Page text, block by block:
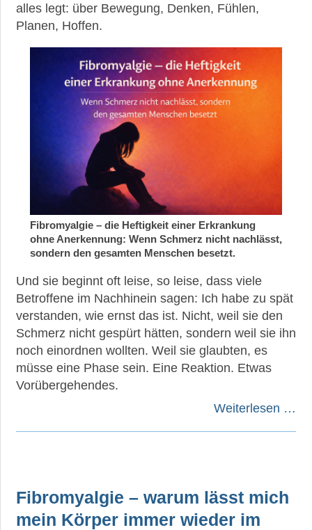
alles legt: über Bewegung, Denken, Fühlen,
Planen, Hoffen.
Fibromyalgie – die Heftigkeit einer Erkrankung
ohne Anerkennung: Wenn Schmerz nicht nachlässt,
sondern den gesamten Menschen besetzt.
Und sie beginnt oft leise, so leise, dass viele
Betroffene im Nachhinein sagen: Ich habe zu spät
verstanden, wie ernst das ist. Nicht, weil sie den
Schmerz nicht gespürt hätten, sondern weil sie ihn
noch einordnen wollten. Weil sie glaubten, es
müsse eine Phase sein. Eine Reaktion. Etwas
Vorübergehendes.
Weiterlesen …
Fibromyalgie – warum lässt mich
mein Körper immer wieder im